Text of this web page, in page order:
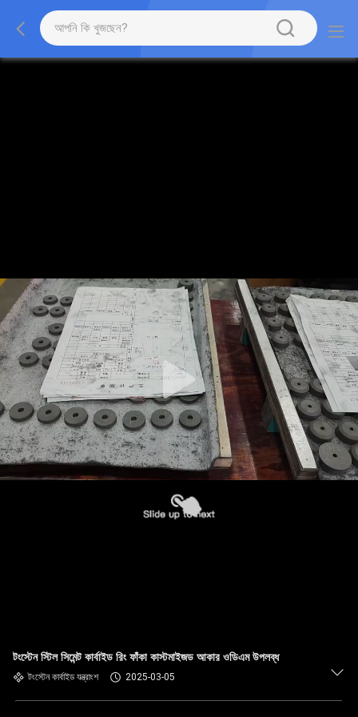
টংস্টেন স্টিল সিমেন্ট কার্বাইড রিং ফাঁকা কাস্টমাইজড আকার ওডিএম উপলব্ধ
টংস্টেন কার্বাইড যন্ত্রাংশ 2025-03-05